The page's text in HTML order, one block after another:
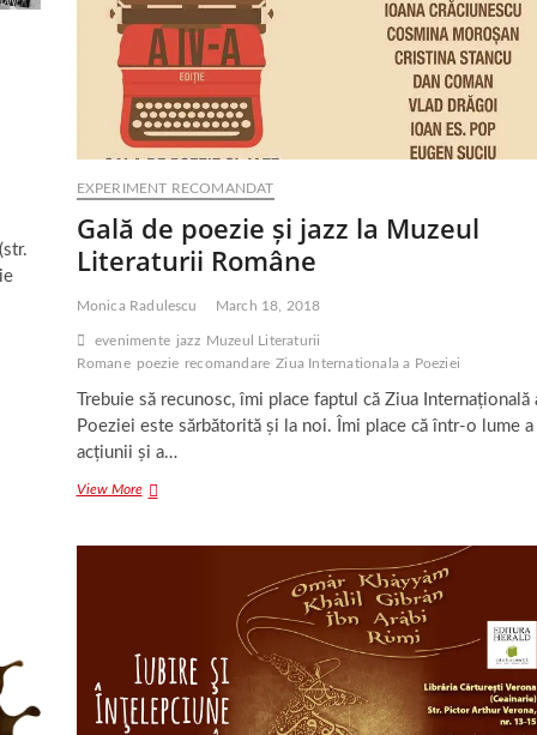
EXPERIMENT RECOMANDAT
Gală de poezie și jazz la Muzeul
Literaturii Române
Monica Radulescu March 18, 2018
evenimente jazz Muzeul Literaturii
Romane poezie recomandare Ziua Internationala a Poeziei
Trebuie să recunosc, îmi place faptul că Ziua Internațională
Poeziei este sărbătorită și la noi. Îmi place că într-o lume a
acțiunii și a…
View MoreGală
Române